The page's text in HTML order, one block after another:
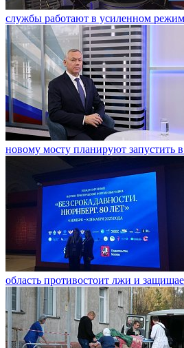
службы работают в усиленном
новому мосту планируют запустить в
область противостоит лжи и